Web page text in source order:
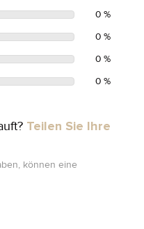
0 %
0 %
0 %
0 %
Teilen Sie Ihre
können eine